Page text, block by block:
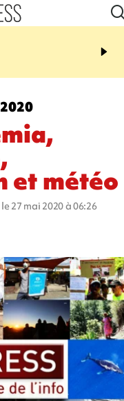
17:59
Corniche - la route du
et météo
27 mai 2020 à 06:26